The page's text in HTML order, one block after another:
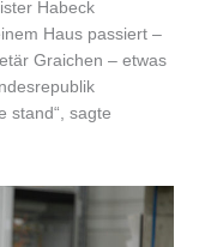
Habeck
Haus passiert –
Graichen – etwas
stand“, sagte